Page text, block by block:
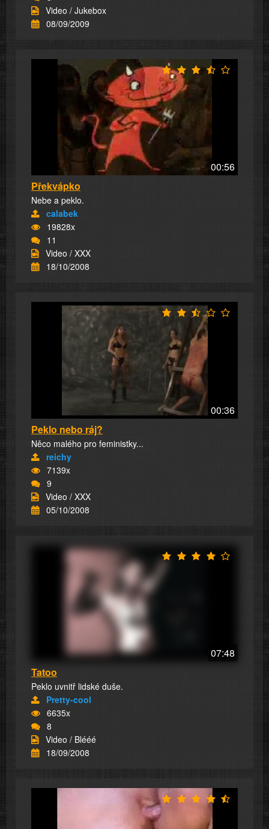
Video / Jukebox
08/09/2009
00:56
Překvápko
Nebe a peklo.
calabek
19828x
11
Video / XXX
18/10/2008
00:36
Peklo nebo ráj?
Něco malého pro feministky...
reichy
7139x
9
Video / XXX
05/10/2008
07:48
Tatoo
Peklo uvnitř lidské duše.
Pretty-cool
6635x
8
Video / Blééé
18/09/2008